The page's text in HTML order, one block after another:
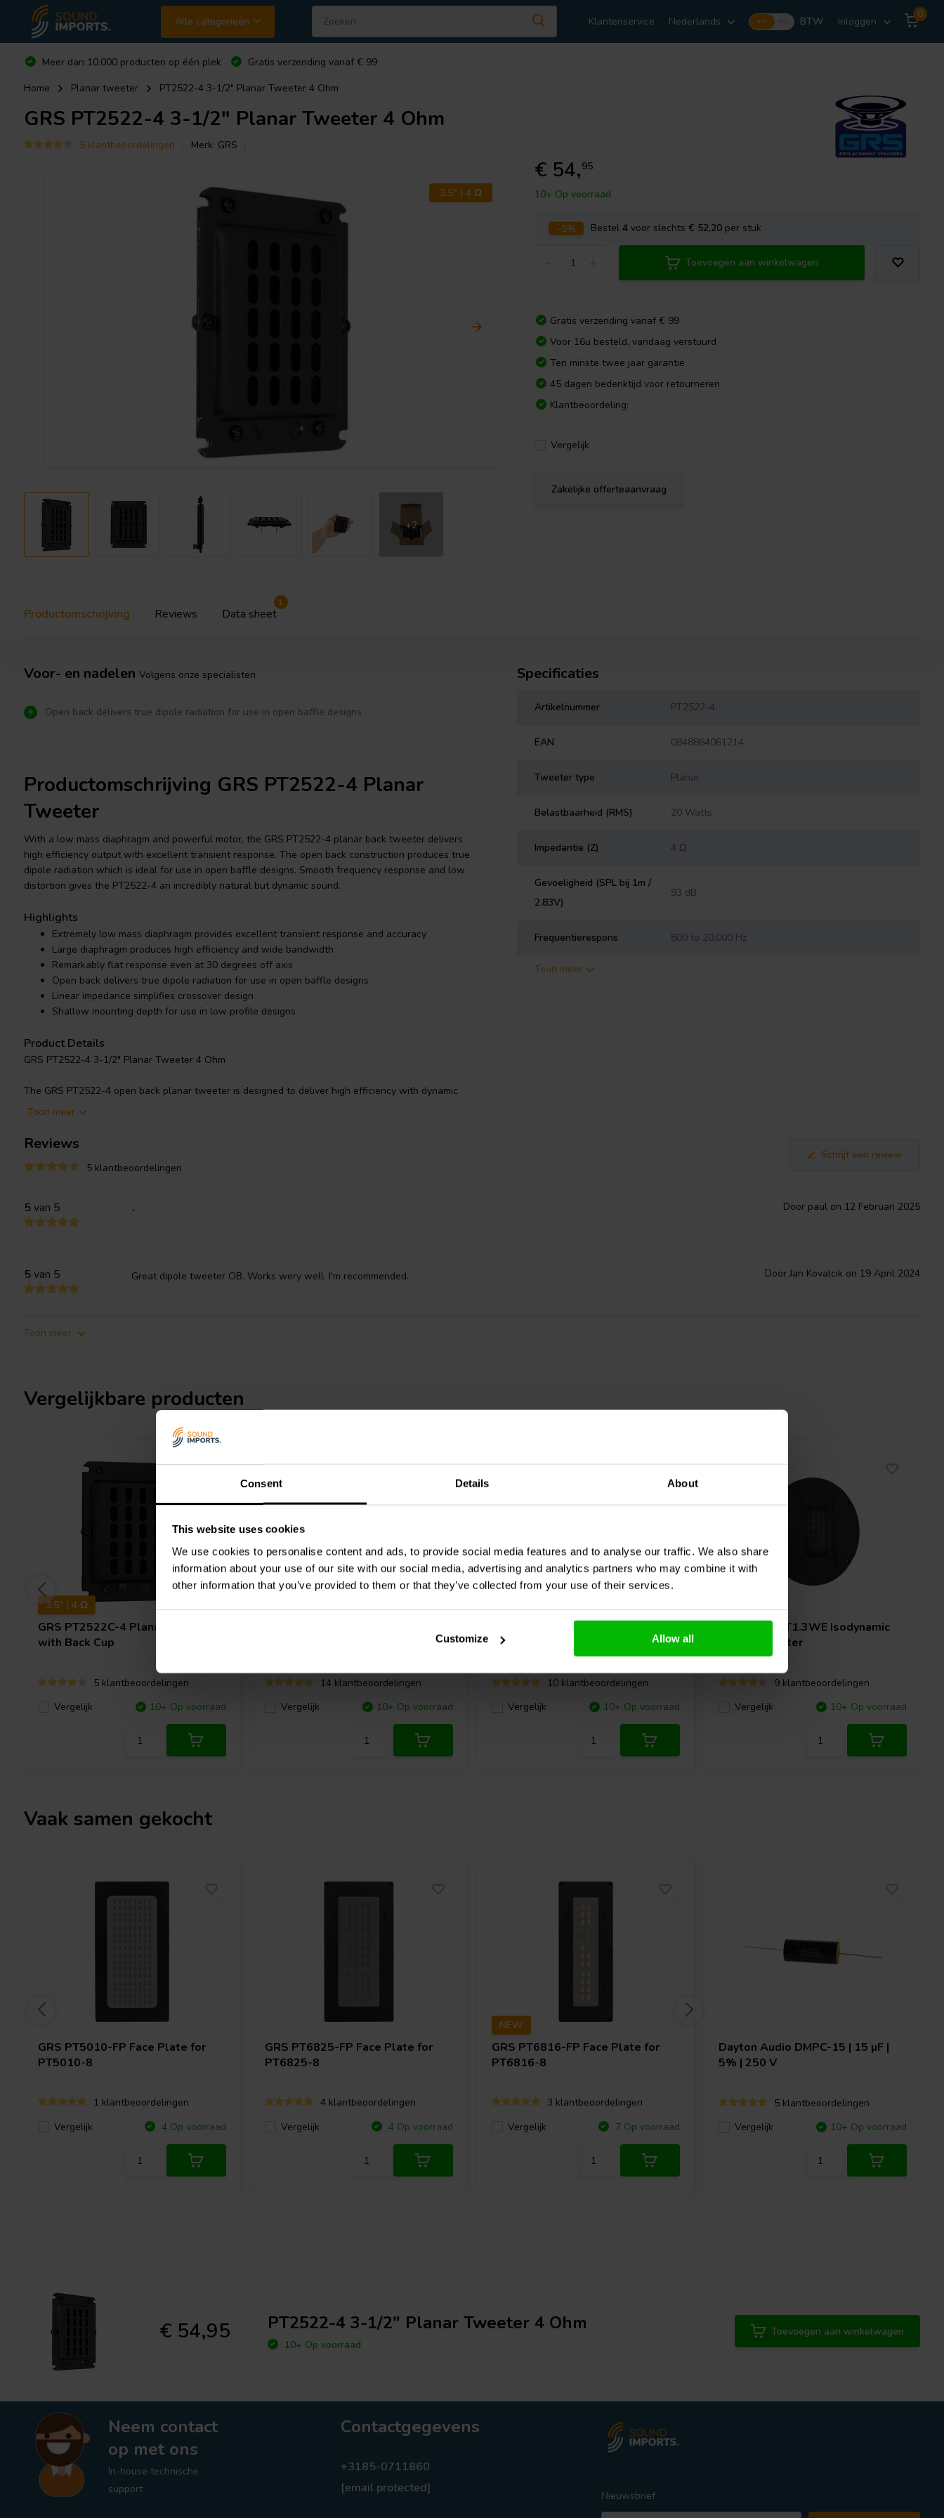
Consent Details About
This website uses cookies
We use cookies to personalise content and ads, to provide social media features and to analyse our traffic. We also share
information about your use of our site with our social media, advertising and analytics partners who may combine it with
other information that you’ve provided to them or that they’ve collected from your use of their services.
Customize Allow all
Alle categorieën Klantenservice Nederlands Incl. BTW Inloggen
0
Meer dan 10.000 producten op één plek
Gratis verzending vanaf € 99
Home
Planar tweeter PT2522-4 3-1/2" Planar Tweeter 4 Ohm
GRS PT2522-4 3-1/2" Planar Tweeter 4 Ohm
5 klantbeoordelingen Merk: GRS
3.5" | 4 Ω
+2
€ 54,95
10+ Op voorraad
-5% Bestel4 voor slechts€ 52,20 per stuk
Toevoegen aan winkelwagen
Gratis verzending vanaf € 99
Voor 16u besteld, vandaag verstuurd
Ten minste twee jaar garantie
45 dagen bedenktijd voor retourneren
Klantbeoordeling:
Vergelijk
Zakelijke offerteaanvraag
Productomschrijving Reviews Data sheet
1
Voor- en nadelen Volgens onze specialisten
Open back delivers true dipole radiation for use in open baffle designs
Productomschrijving GRS PT2522-4 Planar
Tweeter
With a low mass diaphragm and powerful motor, the GRS PT2522-4 planar back tweeter delivers
high efficiency output with excellent transient response. The open back construction produces true
dipole radiation which is ideal for use in open baffle designs. Smooth frequency response and low
distortion gives the PT2522-4 an incredibly natural but dynamic sound.
Highlights
Extremely low mass diaphragm provides excellent transient response and accuracy
Large diaphragm produces high efficiency and wide bandwidth
Remarkably flat response even at 30 degrees off axis
Open back delivers true dipole radiation for use in open baffle designs
Linear impedance simplifies crossover design
Shallow mounting depth for use in low profile designs
Product Details
GRS PT2522-4 3-1/2" Planar Tweeter 4 Ohm
The GRS PT2522-4 open back planar tweeter is designed to deliver high efficiency with dynamic
response. Thanks to a lightweight damped Polyethylene Naphthalate film diaphragm that is driven
transient response and low distortion. The linear 3.4 ohm impedance makes crossover design
simple and minimizes the number of components required to achieve your required roll off. In
addition, the open back design gives this tweeter true dipole radiation making it the perfect choice
response is needed.
Toon meer
Specificaties
Artikelnummer PT2522-4
EAN 0848864061214
Tweeter type Planar
Belastbaarheid (RMS) 20 Watts
Impedantie (Z) 4 Ω
Gevoeligheid (SPL bij 1m /
2.83V)
93 dB
Frequentierespons 800 to 20,000 Hz
Toon meer
Reviews
5 klantbeoordelingen
Schrijf een review
5van 5 - Door paul on 12 Februari 2025
5van 5 Great dipole tweeter OB. Works wery well. I'm recommended. Door Jan Kovalcik on 19 April 2024
Toon meer
Vergelijkbare producten
3.5" | 4 Ω
GRS PT2522C-4 Planar Tweeter
with Back Cup
5 klantbeoordelingen
Vergelijk
10+ Op voorraad
14 klantbeoordelingen
Vergelijk
10+ Op voorraad
PT6825-8 Planar
Mid/Tweeter
10 klantbeoordelingen
Vergelijk
10+ Op voorraad
Swan RT1.3WE Isodynamic
Planar Tweeter
9 klantbeoordelingen
Vergelijk
10+ Op voorraad
Vaak samen gekocht
GRS PT5010-FP Face Plate for
PT5010-8
1 klantbeoordelingen
Vergelijk
4 Op voorraad
GRS PT6825-FP Face Plate for
PT6825-8
4 klantbeoordelingen
Vergelijk
4 Op voorraad
NEW
GRS PT6816-FP Face Plate for
PT6816-8
3 klantbeoordelingen
Vergelijk
7 Op voorraad
Dayton Audio DMPC-15 | 15 µF |
5% | 250 V
5 klantbeoordelingen
Vergelijk
10+ Op voorraad
€ 54,95 PT2522-4 3-1/2" Planar Tweeter 4 Ohm
10+ Op voorraad
Toevoegen aan winkelwagen
Neem contact
op met ons
In-house technische
support
Contactgegevens
+3185-0711860
[email protected]
Nieuwsbrief